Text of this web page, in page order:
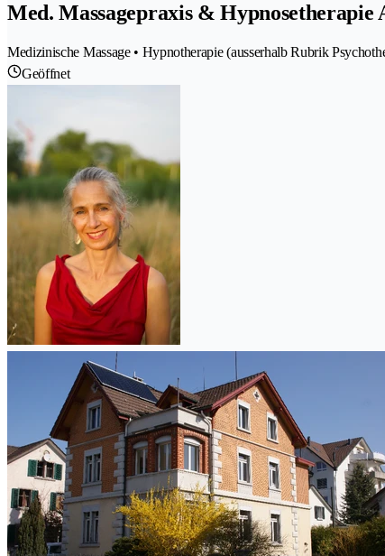
Med. Massagepraxis & Hypnosetherapie
Medizinische Massage • Hypnotherapie (ausserhalb Rubrik
Geöffnet